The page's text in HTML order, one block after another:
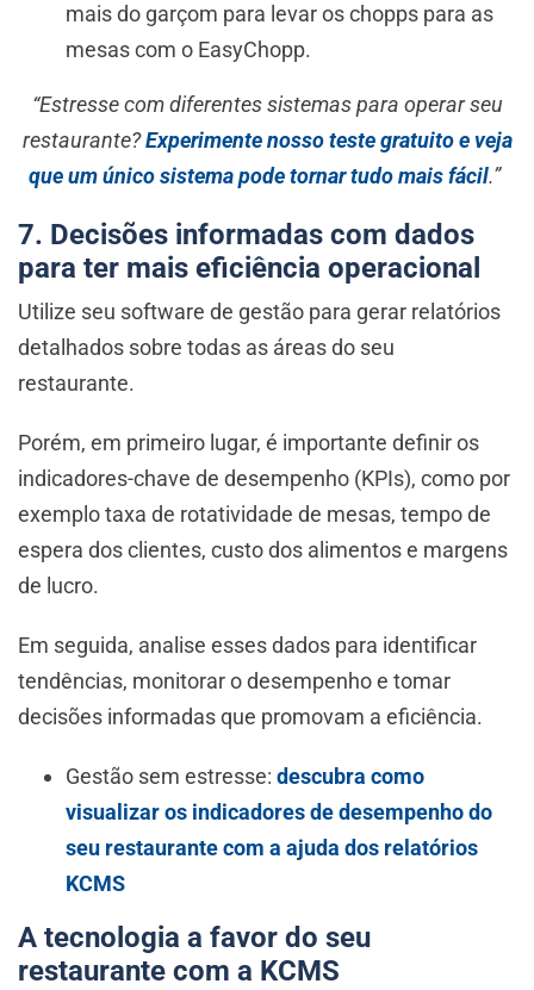
mais do garçom para levar os chopps para as
mesas com o EasyChopp.
“Estresse com diferentes sistemas para operar seu
restaurante?Experimente nosso teste gratuito e veja
que um único sistema pode tornar tudo mais fácil.”
7. Decisões informadas com dados
para ter mais eficiência operacional
Utilize seu software de gestão para gerar relatórios
detalhados sobre todas as áreas do seu
restaurante.
Porém, em primeiro lugar, é importante definir os
indicadores-chave de desempenho (KPIs), como por
exemplo taxa de rotatividade de mesas, tempo de
espera dos clientes, custo dos alimentos e margens
de lucro.
Em seguida, analise esses dados para identificar
tendências, monitorar o desempenho e tomar
decisões informadas que promovam a eficiência.
Gestão sem estresse: descubra como
visualizar os indicadores de desempenho do
seu restaurante com a ajuda dos relatórios
KCMS
A tecnologia a favor do seu
restaurante com a KCMS